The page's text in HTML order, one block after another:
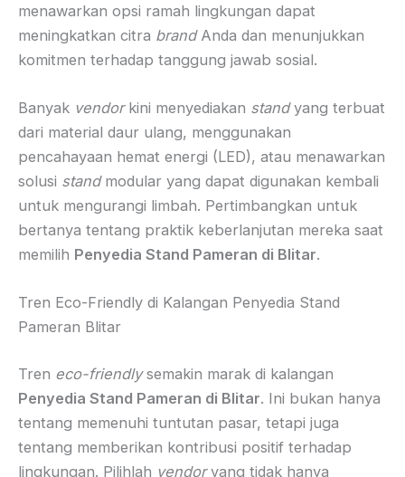
menawarkan opsi ramah lingkungan dapat
meningkatkan citra brandAnda dan menunjukkan
komitmen terhadap tanggung jawab sosial.
Banyak vendorkini menyediakan standyang terbuat
dari material daur ulang, menggunakan
pencahayaan hemat energi (LED), atau menawarkan
solusi standmodular yang dapat digunakan kembali
untuk mengurangi limbah. Pertimbangkan untuk
bertanya tentang praktik keberlanjutan mereka saat
memilih Penyedia Stand Pameran di Blitar.
Tren Eco-Friendly di Kalangan Penyedia Stand
Pameran Blitar
Tren eco-friendlysemakin marak di kalangan
Penyedia Stand Pameran di Blitar. Ini bukan hanya
tentang memenuhi tuntutan pasar, tetapi juga
tentang memberikan kontribusi positif terhadap
lingkungan. Pilihlah vendoryang tidak hanya